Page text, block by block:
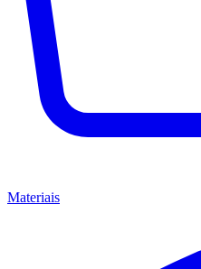
Materiais